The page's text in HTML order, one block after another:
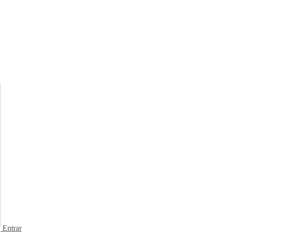
Entrar